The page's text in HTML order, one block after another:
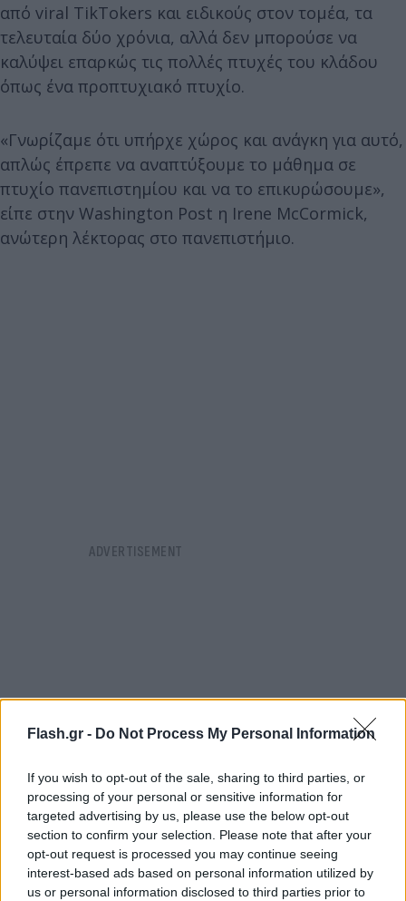
Flash.gr - Do Not Process My Personal Information
If you wish to opt-out of the sale, sharing to third parties, or
processing of your personal or sensitive information for
targeted advertising by us, please use the below opt-out
section to confirm your selection. Please note that after your
opt-out request is processed you may continue seeing
interest-based ads based on personal information utilized by
us or personal information disclosed to third parties prior to
από viral TikTokers και ειδικούς στον τομέα, τα
τελευταία δύο χρόνια, αλλά δεν μπορούσε να
καλύψει επαρκώς τις πολλές πτυχές του κλάδου
όπως ένα προπτυχιακό πτυχίο.
«Γνωρίζαμε ότι υπήρχε χώρος και ανάγκη για αυτό,
απλώς έπρεπε να αναπτύξουμε το μάθημα σε
πτυχίο πανεπιστημίου και να το επικυρώσουμε»,
είπε στην Washington Post η Irene McCormick,
ανώτερη λέκτορας στο πανεπιστήμιο.
Το πτυχίο Bachelor of the Arts υπόσχεται στους
υποψήφιους φοιτητές την ευκαιρία να